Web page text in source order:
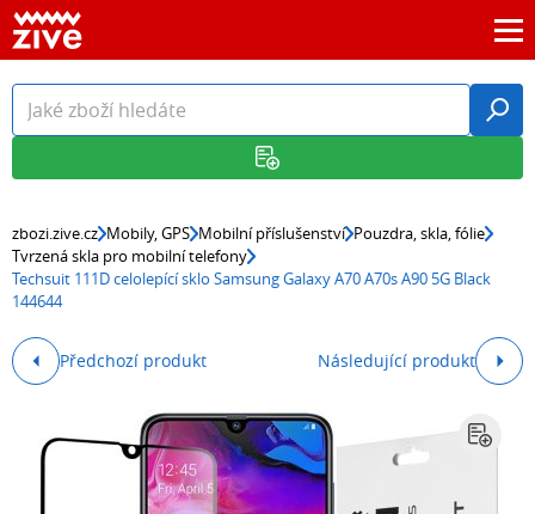
zbozi.zive.cz Mobily, GPS Mobilní příslušenství Pouzdra, skla, fólie
Tvrzená skla pro mobilní telefony
Techsuit 111D celolepící sklo Samsung Galaxy A70 A70s A90 5G Black
144644
Předchozí produkt Následující produkt